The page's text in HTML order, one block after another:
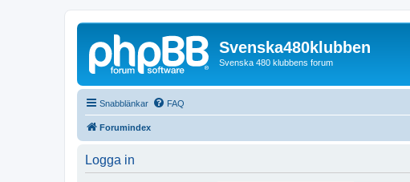
Svenska480klubben
Svenska 480 klubbens forum
Snabblänkar FAQ
Forumindex
Logga in